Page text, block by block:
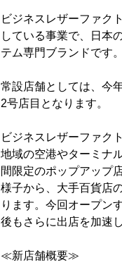
ビジネスレザーファク
している事業で、日本
テム専門ブランドです。
常設店舗としては、今
2号店目となります。
ビジネスレザーファク
地域の空港やターミナ
間限定のポップアップ
様子から、大手百貨店
ります。今回オープン
後もさらに出店を加速
≪新店舗概要≫